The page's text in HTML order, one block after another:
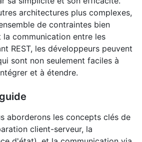
architectures plus complexes,
de contraintes bien
communication entre les
REST, les développeurs peuvent
sont non seulement faciles à
et à étendre.
aborderons les concepts clés de
client-serveur, la